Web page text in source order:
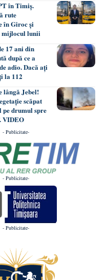
în Timiș.
rute
în Giroc și
mijlocul lunii
17 ani din
după ce a
adio. Dacă ați
la 112
lângă Jebel!
scăpat
pe drumul spre
VIDEO
- Publicitate-
- Publicitate-
- Publicitate-